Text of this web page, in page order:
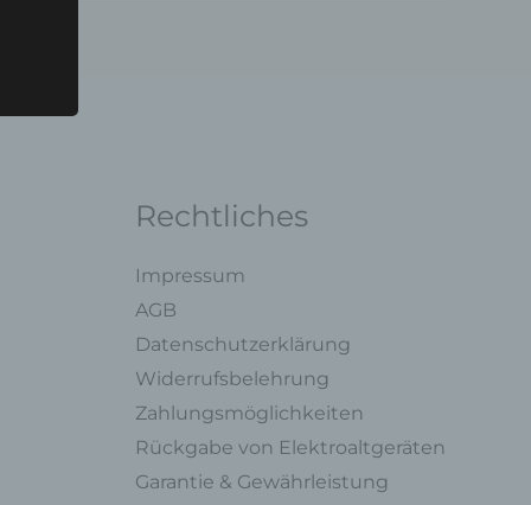
Rechtliches
Impressum
AGB
Datenschutzerklärung
Widerrufsbelehrung
Zahlungsmöglichkeiten
Rückgabe von Elektroaltgeräten
Garantie & Gewährleistung
mit